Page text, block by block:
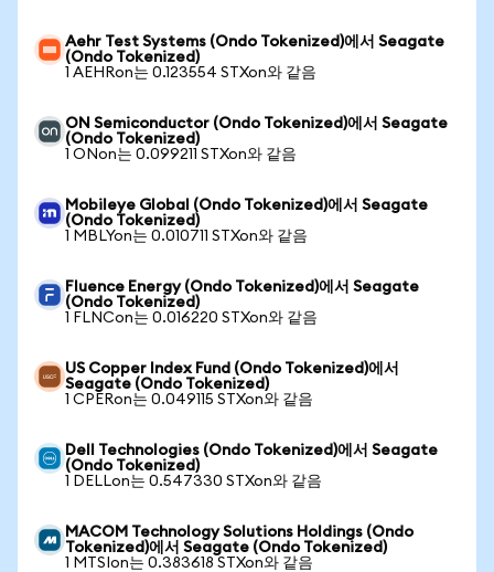
Aehr Test Systems (Ondo Tokenized)에서 Seagate
(Ondo Tokenized)
1 AEHRon는 0.123554 STXon와 같음
ON Semiconductor (Ondo Tokenized)에서 Seagate
(Ondo Tokenized)
1 ONon는 0.099211 STXon와 같음
Mobileye Global (Ondo Tokenized)에서 Seagate
(Ondo Tokenized)
1 MBLYon는 0.010711 STXon와 같음
Fluence Energy (Ondo Tokenized)에서 Seagate
(Ondo Tokenized)
1 FLNCon는 0.016220 STXon와 같음
US Copper Index Fund (Ondo Tokenized)에서
Seagate (Ondo Tokenized)
1 CPERon는 0.049115 STXon와 같음
Dell Technologies (Ondo Tokenized)에서 Seagate
(Ondo Tokenized)
1 DELLon는 0.547330 STXon와 같음
MACOM Technology Solutions Holdings (Ondo
Tokenized)에서 Seagate (Ondo Tokenized)
1 MTSIon는 0.383618 STXon와 같음